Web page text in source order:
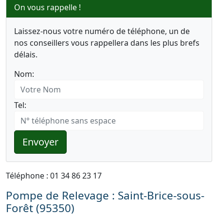
On vous rappelle !
Laissez-nous votre numéro de téléphone, un de
nos conseillers vous rappellera dans les plus brefs
délais.
Nom:
Tel:
Envoyer
Téléphone : 01 34 86 23 17
Pompe de Relevage : Saint-Brice-sous-
Forêt (95350)